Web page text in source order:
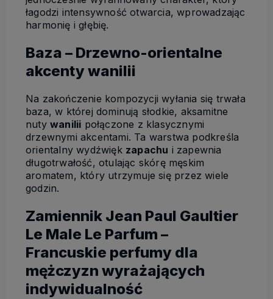
łagodzi intensywność otwarcia, wprowadzając
harmonię i głębię.
Baza – Drzewno-orientalne
akcenty wanilii
Na zakończenie kompozycji wyłania się trwała
baza, w której dominują słodkie, aksamitne
nuty wanilii połączone z klasycznymi
drzewnymi akcentami. Ta warstwa podkreśla
orientalny wydźwięk zapachu i zapewnia
długotrwałość, otulając skórę męskim
aromatem, który utrzymuje się przez wiele
godzin.
Zamiennik Jean Paul Gaultier
Le Male Le Parfum –
Francuskie perfumy dla
mężczyzn wyrażających
indywidualność